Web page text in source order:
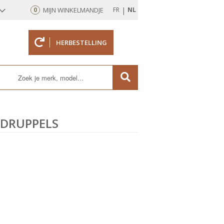
0 MIJN WINKELMANDJE FR | NL
HERBESTELLING